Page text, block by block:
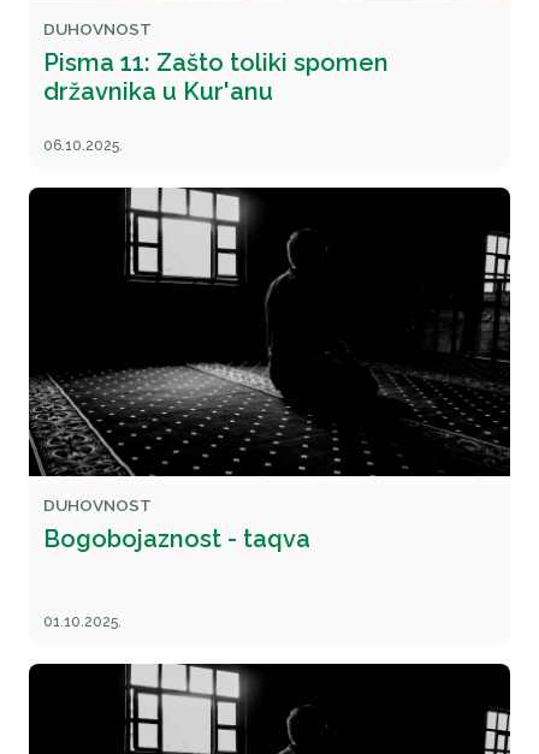
DUHOVNOST
Pisma 11: Zašto toliki spomen
državnika u Kur'anu
06.10.2025.
DUHOVNOST
Bogobojaznost - taqva
01.10.2025.